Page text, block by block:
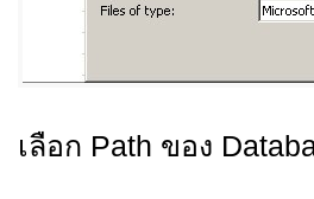
เลือก Path ของ